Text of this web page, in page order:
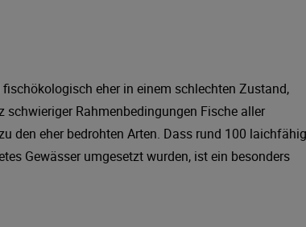
eher in einem schlechten Zustand,
Rahmenbedingungen Fische aller
den eher bedrohten Arten. Dass rund 100
Gewässer umgesetzt wurden, ist ein besonders